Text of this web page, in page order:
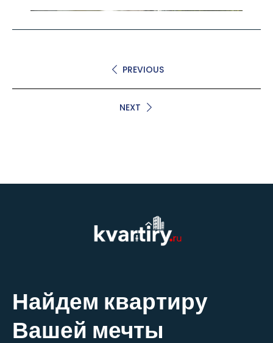
PREVIOUS
NEXT
Найдем квартиру
Вашей мечты